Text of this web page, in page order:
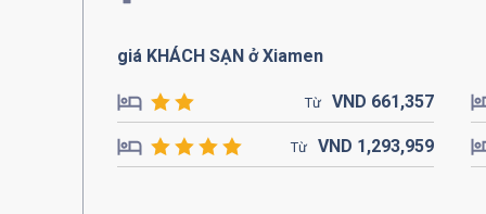
giá KHÁCH SẠN ở Xiamen
Từ VND 661,357
Từ VND 1,293,959